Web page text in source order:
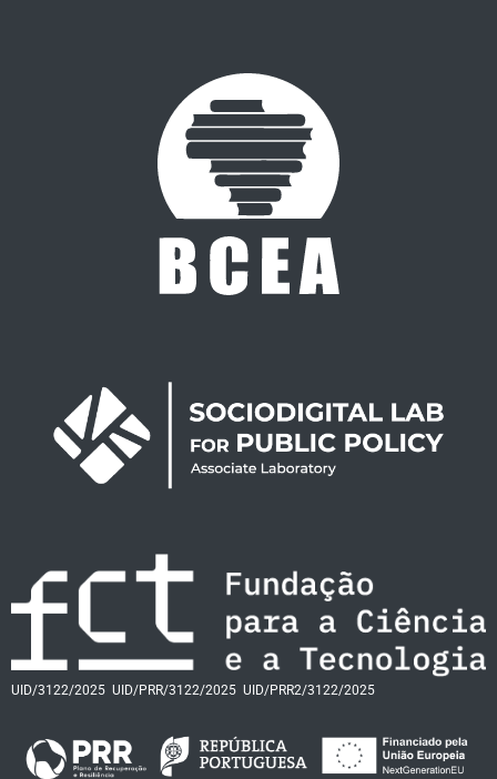
UID/3122/2025 UID/PRR/3122/2025 UID/PRR2/3122/2025